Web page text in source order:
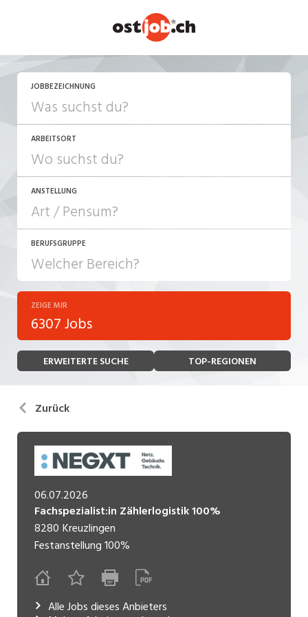
JOBBEZEICHNUNG
ARBEITSORT
ANSTELLUNG
JOB-TYP
Festanstellung
Temporär (befristet)
Freelance
Praktikum
Lehrstelle
Ferienjob
POSITION
Führungsposition
Management / Kader
BERUFSGRUPPE
Bank, Versicherung
Bau, Handwerk, Elektro
Bildung, Kunst, Design, Soziale Berufe, Sport
Einkauf, Logistik, Transport, Verkehr
Engineering, Technik, Architektur
Finanzen, Controlling, Treuhand, Recht
Gartenbau, Landwirtschaft, Forstwirtschaft
Lebensmittel
Immobilien, Facility Management, Reinigung
ZEIGE MIR
6307 Jobs
ERWEITERTE SUCHE TOP-REGIONEN
Zurück
06.07.2026
Fachspezialist:in Zählerlogistik 100%
8280 Kreuzlingen
Festanstellung100%
Alle Jobs dieses Anbieters